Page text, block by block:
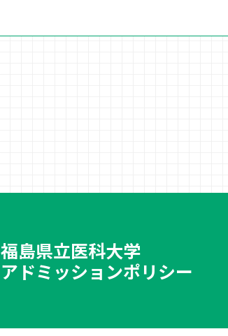
福島県立医科大学
アドミッションポリシー